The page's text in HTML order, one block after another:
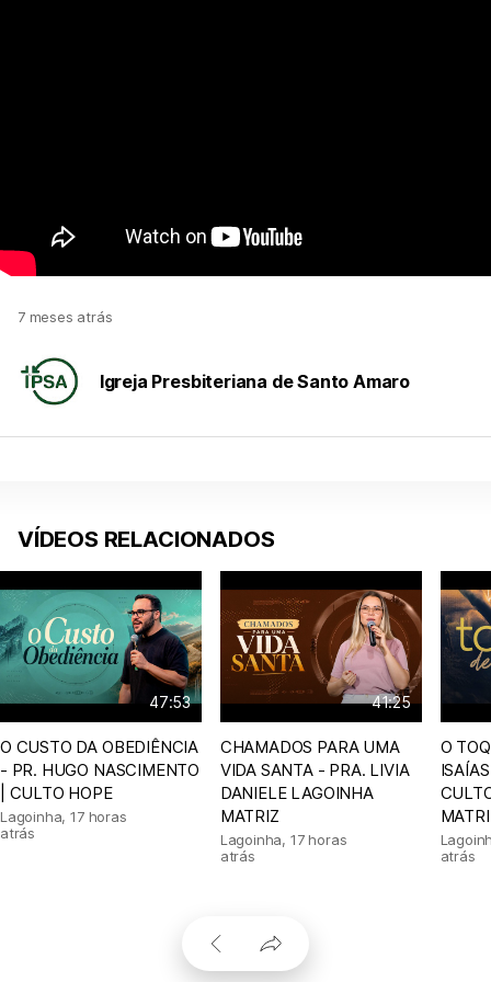
7 meses atrás
Igreja Presbiteriana de Santo Amaro
VÍDEOS RELACIONADOS
47:53
O CUSTO DA OBEDIÊNCIA
- PR. HUGO NASCIMENTO
| CULTO HOPE
Lagoinha,17 horas
atrás
41:25
CHAMADOS PARA UMA
VIDA SANTA - PRA. LIVIA
DANIELE LAGOINHA
MATRIZ
Lagoinha, 17 horas
atrás
O
atrás